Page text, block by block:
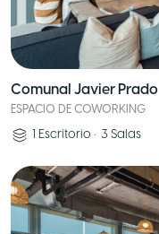
Comunal Javier Prado
ESPACIO DE COWORKING
1 Escritorio • 3 Salas